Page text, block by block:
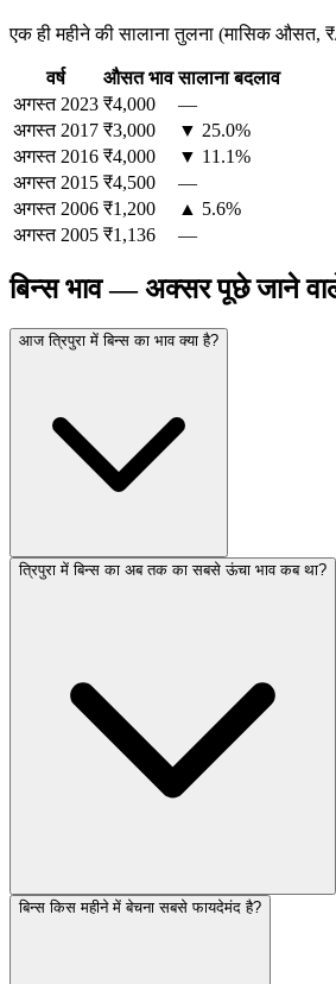
एक ही महीने की सालाना तुलना (मासिक औसत,
वर्ष औसत भाव सालाना बदलाव
अगस्त 2023 ₹4,000
—
अगस्त 2017 ₹3,000
▼ 25.0%
अगस्त 2016 ₹4,000
▼ 11.1%
अगस्त 2015 ₹4,500
—
अगस्त 2006 ₹1,200
▲ 5.6%
अगस्त 2005 ₹1,136 —
बिन्स भाव — अक्सर पूछे जाने
आज त्रिपुरा में बिन्स का भाव क्या है?
त्रिपुरा में बिन्स का अब तक का सबसे ऊंचा भाव कब था?
बिन्स किस महीने में बेचना सबसे फायदेमंद है?